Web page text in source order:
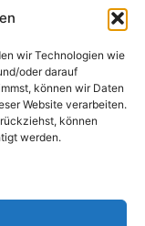
wir Technologien wie
oder darauf
können wir Daten
Website verarbeiten.
können
werden.
vonZimmermanns